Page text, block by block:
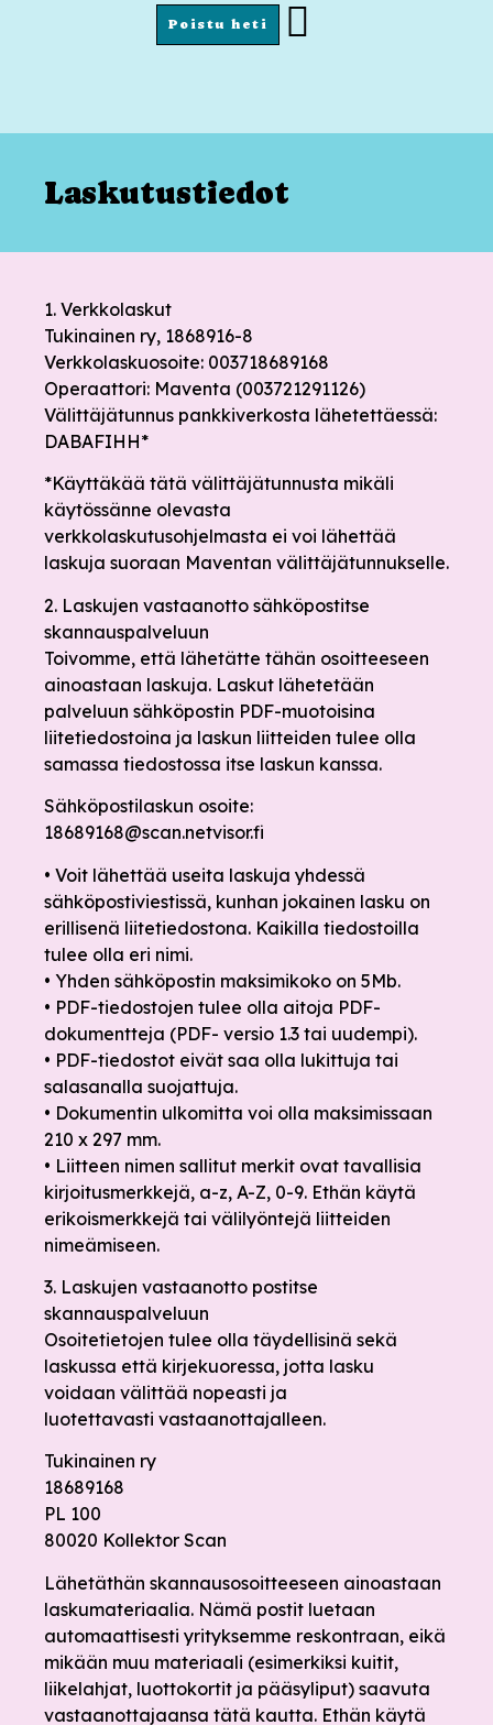
Poistu heti
Laskutustiedot
1. Verkkolaskut
Tukinainen ry, 1868916-8
Verkkolaskuosoite: 003718689168
Operaattori: Maventa (003721291126)
Välittäjätunnus pankkiverkosta lähetettäessä:
DABAFIHH*
*Käyttäkää tätä välittäjätunnusta mikäli
käytössänne olevasta
verkkolaskutusohjelmasta ei voi lähettää
laskuja suoraan Maventan välittäjätunnukselle.
2. Laskujen vastaanotto sähköpostitse
skannauspalveluun
Toivomme, että lähetätte tähän osoitteeseen
ainoastaan laskuja. Laskut lähetetään
palveluun sähköpostin PDF-muotoisina
liitetiedostoina ja laskun liitteiden tulee olla
samassa tiedostossa itse laskun kanssa.
Sähköpostilaskun osoite:
18689168@scan.netvisor.fi
• Voit lähettää useita laskuja yhdessä
sähköpostiviestissä, kunhan jokainen lasku on
erillisenä liitetiedostona. Kaikilla tiedostoilla
tulee olla eri nimi.
• Yhden sähköpostin maksimikoko on 5Mb.
• PDF-tiedostojen tulee olla aitoja PDF-
dokumentteja (PDF- versio 1.3 tai uudempi).
• PDF-tiedostot eivät saa olla lukittuja tai
salasanalla suojattuja.
• Dokumentin ulkomitta voi olla maksimissaan
210 x 297 mm.
• Liitteen nimen sallitut merkit ovat tavallisia
kirjoitusmerkkejä, a-z, A-Z, 0-9. Ethän käytä
erikoismerkkejä tai välilyöntejä liitteiden
nimeämiseen.
3. Laskujen vastaanotto postitse
skannauspalveluun
Osoitetietojen tulee olla täydellisinä sekä
laskussa että kirjekuoressa, jotta lasku
voidaan välittää nopeasti ja
luotettavasti vastaanottajalleen.
Tukinainen ry
18689168
PL 100
80020 Kollektor Scan
Lähetäthän skannausosoitteeseen ainoastaan
laskumateriaalia. Nämä postit luetaan
automaattisesti yrityksemme reskontraan, eikä
mikään muu materiaali (esimerkiksi kuitit,
liikelahjat, luottokortit ja pääsyliput) saavuta
vastaanottajaansa tätä kautta. Ethän käytä